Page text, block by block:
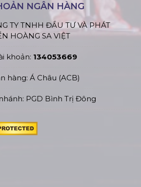
NGÂN HÀNG
TY TNHH ĐẦU TƯ VÀ PHÁT
HOÀNG SA VIỆT
khoản: 134053669
hàng: Á Châu (ACB)
PGD Bình Trị Đông